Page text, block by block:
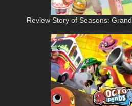
Review Story of Seasons: